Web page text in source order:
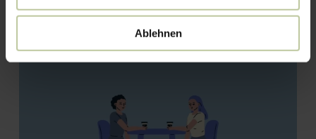
Ablehnen